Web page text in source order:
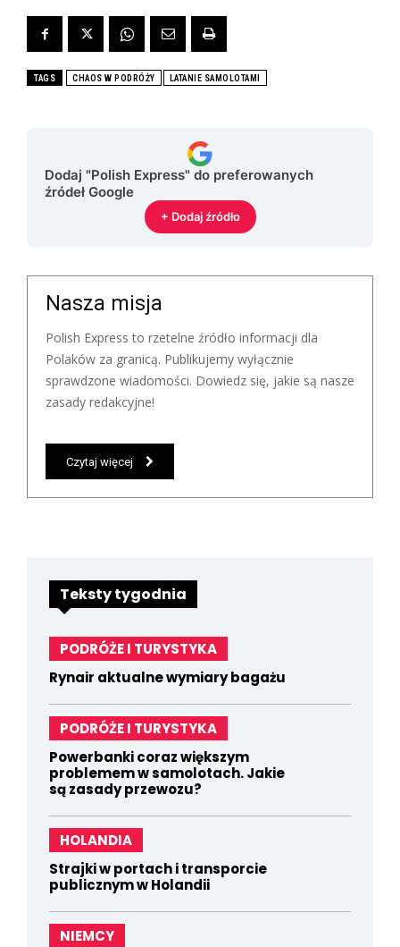
TAGS CHAOS W PODRÓŻY LATANIE SAMOLOTAMI
Dodaj "Polish Express" do preferowanych
źródeł Google
+ Dodaj źródło
Nasza misja
Polish Express to rzetelne źródło informacji dla
Polaków za granicą. Publikujemy wyłącznie
sprawdzone wiadomości. Dowiedz się, jakie są nasze
zasady redakcyjne!
Czytaj więcej
Teksty tygodnia
PODRÓŻE I TURYSTYKA
Rynair aktualne wymiary bagażu
PODRÓŻE I TURYSTYKA
Powerbanki coraz większym
problemem w samolotach. Jakie
są zasady przewozu?
HOLANDIA
Strajki w portach i transporcie
publicznym w Holandii
NIEMCY